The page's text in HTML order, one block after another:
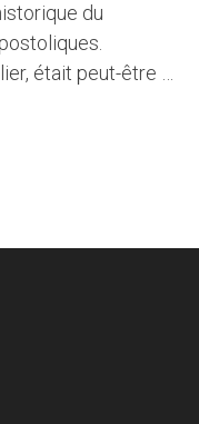
du
était peut-être …